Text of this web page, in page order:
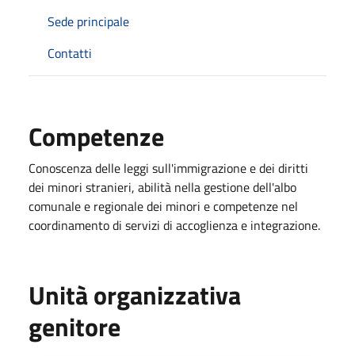
Sede principale
Contatti
Competenze
Conoscenza delle leggi sull'immigrazione e dei diritti
dei minori stranieri, abilità nella gestione dell'albo
comunale e regionale dei minori e competenze nel
coordinamento di servizi di accoglienza e integrazione.
Unità organizzativa
genitore